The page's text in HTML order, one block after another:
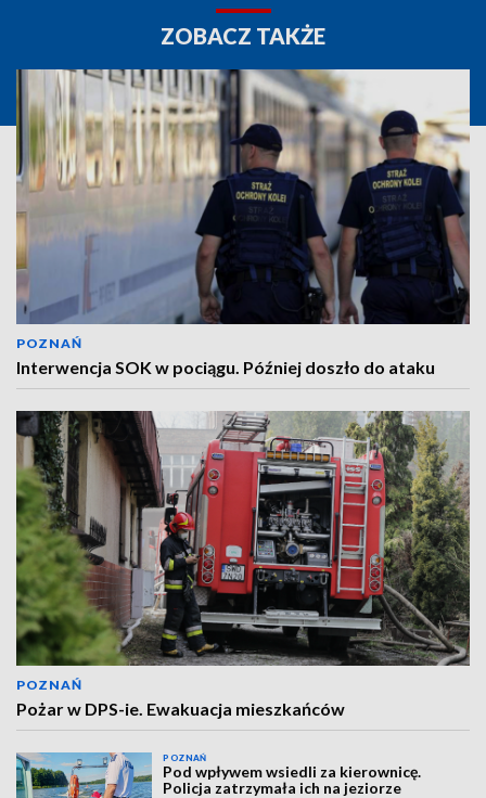
ZOBACZ TAKŻE
POZNAŃ
Interwencja SOK w pociągu. Później doszło do ataku
POZNAŃ
Pożar w DPS-ie. Ewakuacja mieszkańców
POZNAŃ
Pod wpływem wsiedli za kierownicę.
Policja zatrzymała ich na jeziorze